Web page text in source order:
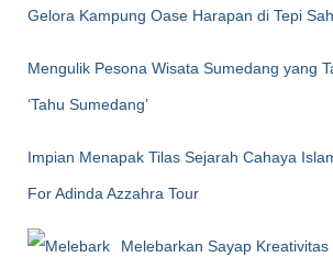
Gelora Kampung Oase Harapan di Tepi
Mengulik Pesona Wisata Sumedang yang
‘Tahu Sumedang’
Impian Menapak Tilas Sejarah Cahaya
For Adinda Azzahra Tour
Melebarkan Sayap